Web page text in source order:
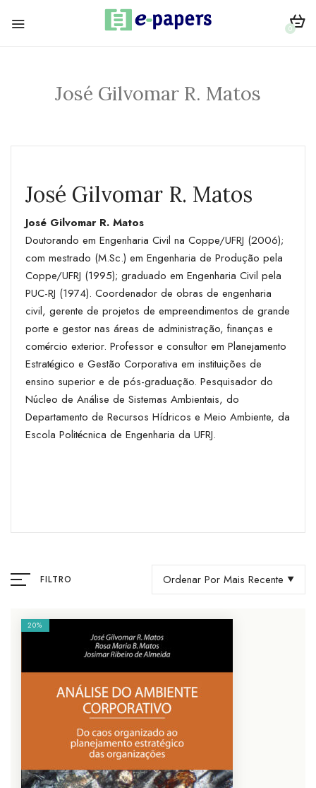
0
José Gilvomar R. Matos
José Gilvomar R. Matos
José Gilvomar R. Matos
Doutorando em Engenharia Civil na Coppe/UFRJ (2006);
com mestrado (M.Sc.) em Engenharia de Produção pela
Coppe/UFRJ (1995); graduado em Engenharia Civil pela
PUC-RJ (1974). Coordenador de obras de engenharia
civil, gerente de projetos de empreendimentos de grande
porte e gestor nas áreas de administração, finanças e
comércio exterior. Professor e consultor em Planejamento
Estratégico e Gestão Corporativa em instituições de
ensino superior e de pós-graduação. Pesquisador do
Núcleo de Análise de Sistemas Ambientais, do
Departamento de Recursos Hídricos e Meio Ambiente, da
Escola Politécnica de Engenharia da UFRJ.
FILTRO Ordenar Por Mais Recente
20%